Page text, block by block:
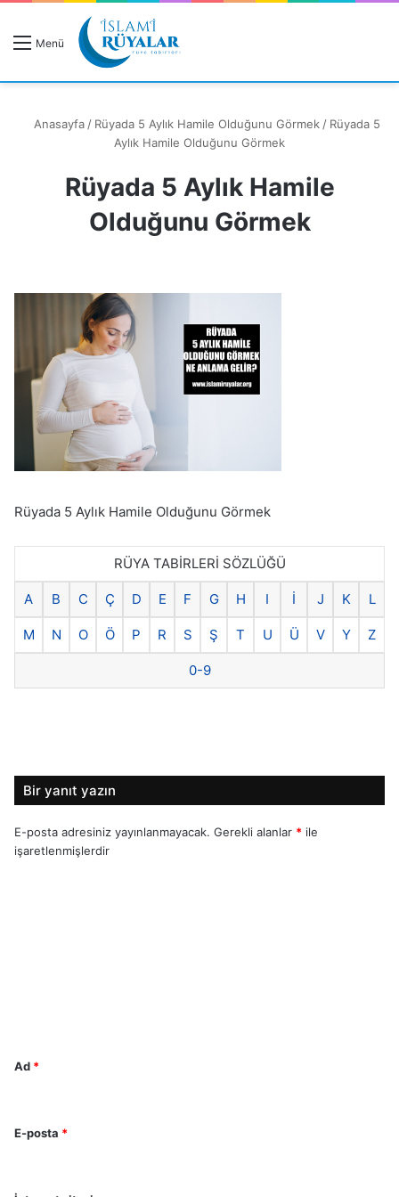
Menü
Anasayfa / Rüyada 5 Aylık Hamile Olduğunu Görmek / Rüyada 5
Aylık Hamile Olduğunu Görmek
Rüyada 5 Aylık Hamile
Olduğunu Görmek
Rüyada 5 Aylık Hamile Olduğunu Görmek
RÜYA TABİRLERİ SÖZLÜĞÜ
A B C Ç D E F G H I İ J K L
M N O Ö P R S Ş T U Ü V Y Z
0-9
Bir yanıt yazın
E-posta adresiniz yayınlanmayacak. Gerekli alanlar * ile
işaretlenmişlerdir
Ad *
E-posta *
Rüyanızı Arayın